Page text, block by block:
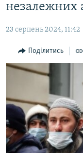
до
основної
навігації
Перейти
до
пошуку
БЛОГИ
ПОГЛЯД
ІНТЕРВ'Ю
СПЕЦПРОЕКТИ
ДЕПОРТАЦІЯ
ВІДЕОУРОКИ «ELIFBE»
ЯК ОБІЙТИ
Русский
незалежних
23 серпень 2024, 11:42
Поділитись